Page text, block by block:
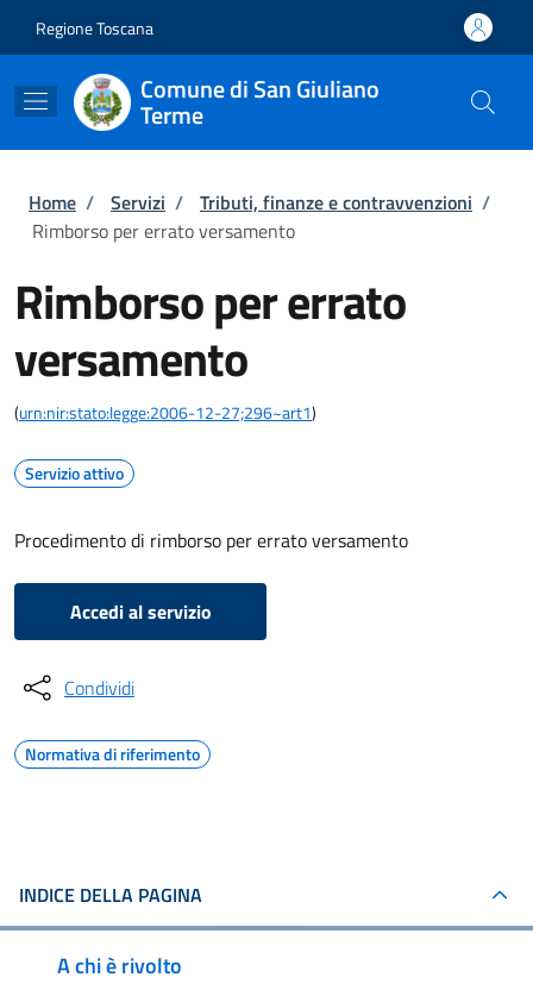
Regione Toscana
Comune di San Giuliano
Terme
Briciole di pane
Home / Servizi / Tributi, finanze e contravvenzioni /
Rimborso per errato versamento
Rimborso per errato
versamento
(urn:nir:stato:legge:2006-12-27;296~art1)
Servizio attivo
Procedimento di rimborso per errato versamento
Accedi al servizio
Condividi
Normativa di riferimento
INDICE DELLA PAGINA
A chi è rivolto